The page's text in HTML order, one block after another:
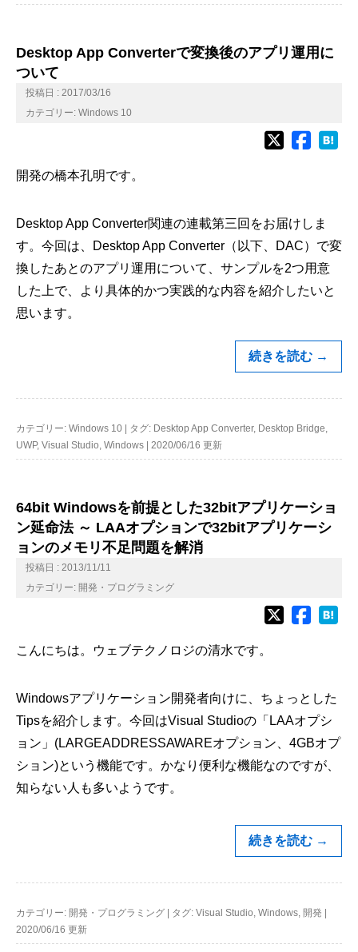
Desktop App Converterで変換後のアプリ運用に
ついて
投稿日 : 2017/03/16
カテゴリー: Windows 10
開発の橋本孔明です。
Desktop App Converter関連の連載第三回をお届けしま
す。今回は、Desktop App Converter（以下、DAC）で変
換したあとのアプリ運用について、サンプルを2つ用意
した上で、より具体的かつ実践的な内容を紹介したいと
思います。
続きを読む →
カテゴリー: Windows 10 タグ: Desktop App Converter, Desktop Bridge,
UWP, Visual Studio, Windows 2020/06/16 更新
64bit Windowsを前提とした32bitアプリケーショ
ン延命法 ～ LAAオプションで32bitアプリケーシ
ョンのメモリ不足問題を解消
投稿日 : 2013/11/11
カテゴリー: 開発・プログラミング
こんにちは。ウェブテクノロジの清水です。
Windowsアプリケーション開発者向けに、ちょっとした
Tipsを紹介します。今回はVisual Studioの「LAAオプシ
ョン」(LARGEADDRESSAWAREオプション、4GBオプ
ション)という機能です。かなり便利な機能なのですが、
知らない人も多いようです。
続きを読む →
カテゴリー: 開発・プログラミング タグ: Visual Studio, Windows, 開発
2020/06/16 更新